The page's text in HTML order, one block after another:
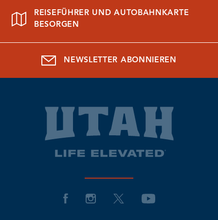
REISEFÜHRER UND AUTOBAHNKARTE
BESORGEN
NEWSLETTER ABONNIEREN